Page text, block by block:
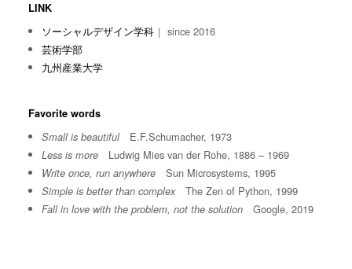
LINK
ソーシャルデザイン学科 ｜ since 2016
芸術学部
九州産業大学
Favorite words
Small is beautifulE.F.Schumacher, 1973
Less is more Ludwig Mies van der Rohe, 1886 – 1969
Write once, run anywhere Sun Microsystems, 1995
Simple is better than complexThe Zen of Python, 1999
Fall in love with the problem, not the solution Google, 2019